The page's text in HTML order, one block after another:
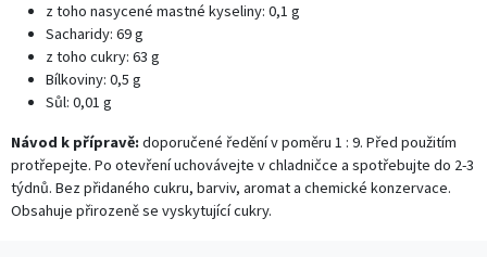
z toho nasycené mastné kyseliny: 0,1 g
Sacharidy: 69 g
z toho cukry: 63 g
Bílkoviny: 0,5 g
Sůl: 0,01 g
Návod k přípravě:doporučené ředění v poměru 1 : 9. Před použitím
protřepejte. Po otevření uchovávejte v chladničce a spotřebujte do 2-3
týdnů. Bez přidaného cukru, barviv, aromat a chemické konzervace.
Obsahuje přirozeně se vyskytující cukry.